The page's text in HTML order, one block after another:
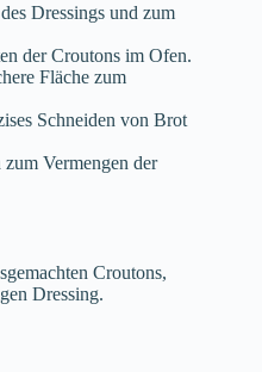
Dressings und zum
der Croutons im Ofen.
Fläche zum
Schneiden von Brot
Vermengen der
Croutons,
Dressing.